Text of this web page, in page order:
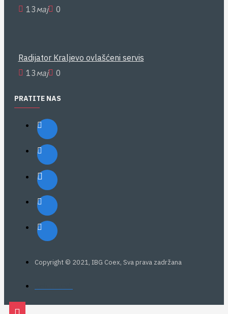
13мај 0
Radijator Kraljevo ovlašćeni servis
13мај 0
PRATITE NAS
Copyright © 2021, IBG Coex, Sva prava zadržana